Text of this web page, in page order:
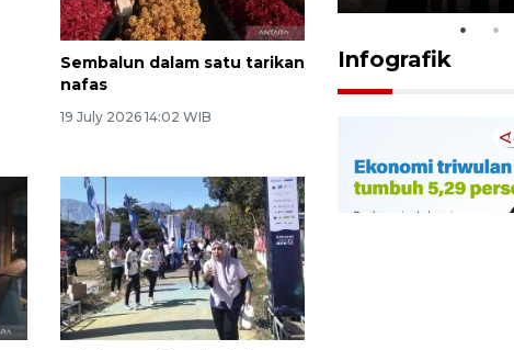
Sembalun dalam satu tarikan
nafas
19 July 2026 14:02 WIB
Infografik